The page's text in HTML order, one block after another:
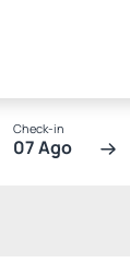
Check-in
07 Ago